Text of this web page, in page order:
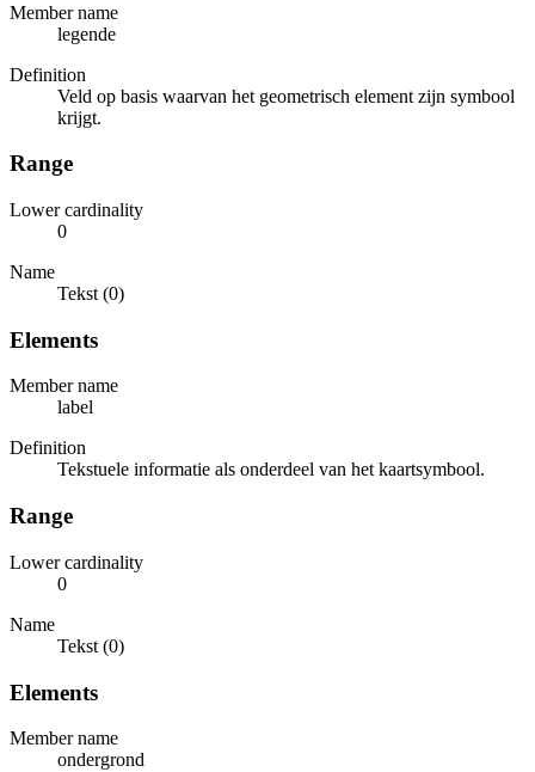
Member name
legende
Definition
Veld op basis waarvan het geometrisch element zijn symbool
krijgt.
Range
Lower cardinality
0
Name
Tekst (0)
Elements
Member name
label
Definition
Tekstuele informatie als onderdeel van het kaartsymbool.
Range
Lower cardinality
0
Name
Tekst (0)
Elements
Member name
ondergrond